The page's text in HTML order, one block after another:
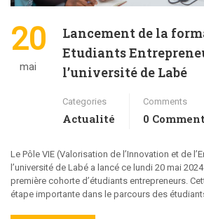
20
mai
Lancement de la
Etudiants
l’université de Labé
Categories
Actualité
Comments
0 Comment
Le Pôle VIE (Valorisation de l’Innovation et de
l’université de Labé a lancé ce lundi 20 mai
première cohorte d’étudiants entrepreneurs.
étape importante dans le parcours des